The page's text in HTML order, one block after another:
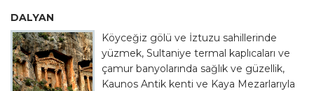
DALYAN
Köyceğiz gölü ve İztuzu sahillerinde
yüzmek, Sultaniye termal kaplıcaları ve
çamur banyolarında sağlık ve güzellik,
Kaunos Antik kenti ve Kaya Mezarlarıyla